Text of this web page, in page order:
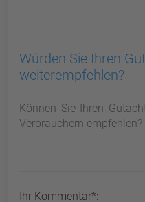
Würden Sie Ihren
weiterempfehlen?
Können Sie Ihren
Verbrauchern empfehlen?
Ihr Kommentar*: